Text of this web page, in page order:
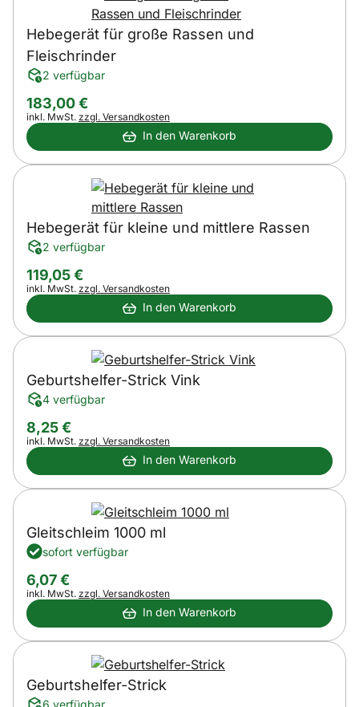
Hebegerät für große Rassen und
Fleischrinder
2 verfügbar
183,00€
Steuerhinweis:
inkl. MwSt. zzgl. Versandkosten
In den Warenkorb
Hebegerät für kleine und mittlere Rassen
2 verfügbar
119,05€
Steuerhinweis:
inkl. MwSt. zzgl. Versandkosten
In den Warenkorb
Geburtshelfer-Strick Vink
4 verfügbar
8,25€
Steuerhinweis:
inkl. MwSt. zzgl. Versandkosten
In den Warenkorb
Gleitschleim 1000 ml
sofort verfügbar
6,07€
Steuerhinweis:
inkl. MwSt. zzgl. Versandkosten
In den Warenkorb
Geburtshelfer-Strick
6 verfügbar